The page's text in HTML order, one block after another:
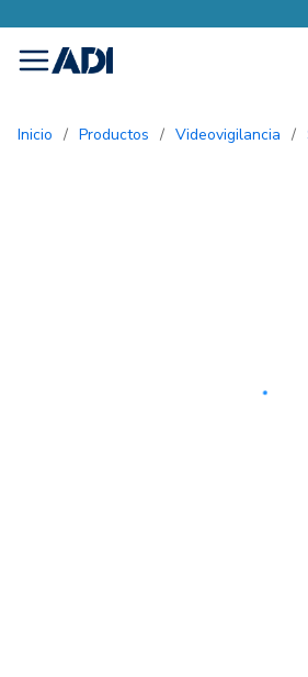
menu
Inicio / Productos / Videovigilancia /